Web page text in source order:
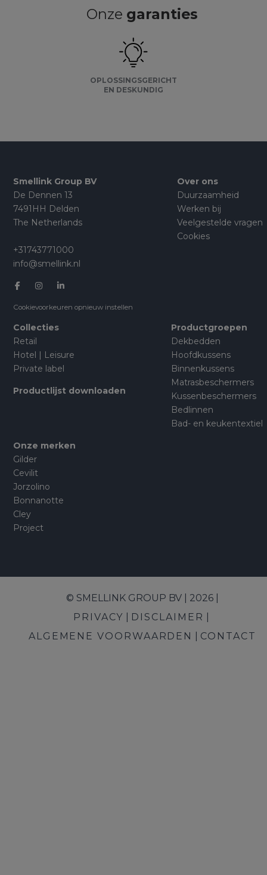
Onze garanties
OPLOSSINGSGERICHT
EN DESKUNDIG
Smellink Group BV
De Dennen 13
7491HH Delden
The Netherlands
+31743771000
info@smellink.nl
Cookievoorkeuren opnieuw instellen
Over ons
Duurzaamheid
Werken bij
Veelgestelde vragen
Cookies
Collecties
Retail
Hotel | Leisure
Private label
Productlijst downloaden
Productgroepen
Dekbedden
Hoofdkussens
Binnenkussens
Matrasbeschermers
Kussenbeschermers
Bedlinnen
Bad- en keukentextiel
Onze merken
Gilder
Cevilit
Jorzolino
Bonnanotte
Cley
Project
© SMELLINK GROUP BV | 2026 |
PRIVACY
DISCLAIMER
ALGEMENE VOORWAARDEN
CONTACT